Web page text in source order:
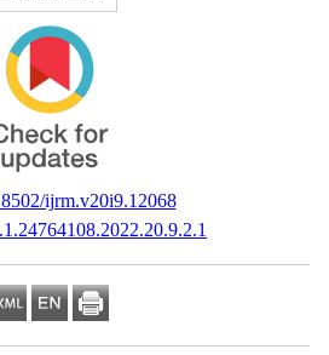
ijrm.v20i9.12068